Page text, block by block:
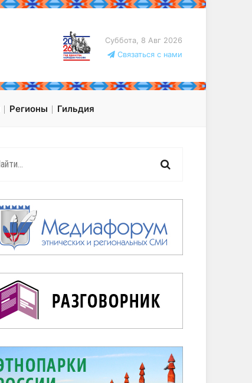
Суббота, 8 Авг 2026
Связаться с нами
Регионы Гильдия